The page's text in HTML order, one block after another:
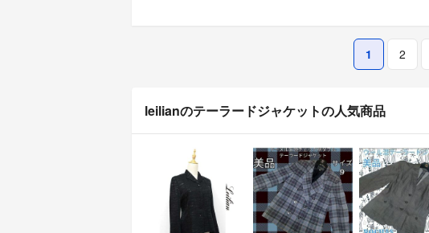
1 2
leilianのテーラードジャケットの人気商品